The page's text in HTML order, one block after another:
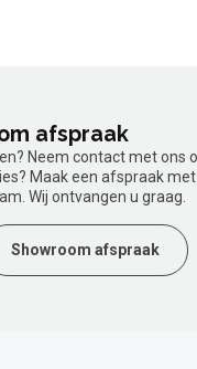
afspraak
Neem contact met ons
Maak een afspraak
Wij ontvangen u graag.
Showroom afspraak